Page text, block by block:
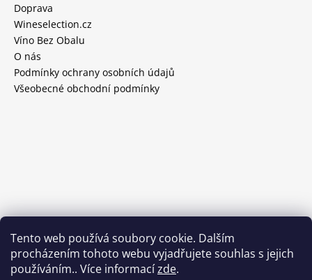
Tento web používá soubory cookie. Dalším
procházením tohoto webu vyjadřujete souhlas s jejich
používáním.. Více informacízde.
Doprava
Wineselection.cz
Víno Bez Obalu
O nás
Podmínky ochrany osobních údajů
Všeobecné obchodní podmínky